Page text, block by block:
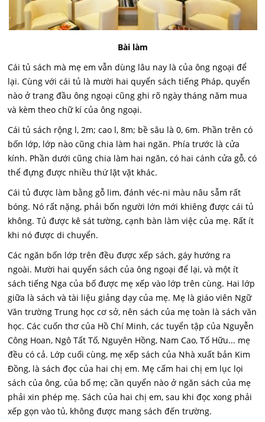
Bài làm
Cái tủ sách mà mẹ em vẫn dùng lâu nay là của ông ngoại để
lại. Cùng với cái tủ là mười hai quyển sách tiếng Pháp, quyển
nào ở trang đầu ông ngoại cũng ghi rõ ngày tháng năm mua
và kèm theo chữ kí của ông ngoại.
Cái tủ sách rộng l, 2m; cao l, 8m; bề sâu là 0, 6m. Phần trên có
bốn lớp, lớp nào cũng chia làm hai ngăn. Phía trước là cửa
kính. Phần dưới cũng chia làm hai ngăn, có hai cánh cửa gỗ, có
thể đựng được nhiều thứ lặt vặt khác.
Cái tủ được làm bằng gỗ lim, đánh véc-ni màu nâu sẫm rất
bóng. Nó rất nặng, phải bốn người lớn mới khiêng được cái tủ
không. Tủ được kê sát tường, cạnh bàn làm việc của mẹ. Rất ít
khi nó được di chuyển.
Các ngăn bốn lớp trên đều được xếp sách, gáy hướng ra
ngoài. Mười hai quyển sách của ông ngoại để lại, và một ít
sách tiếng Nga của bố được mẹ xếp vào lớp trên cùng. Hai lớp
giữa là sách và tài liệu giảng dạy của mẹ. Mẹ là giáo viên Ngữ
Văn trường Trung học cơ sở, nên sách của mẹ toàn là sách văn
học. Các cuốn thơ của Hồ Chí Minh, các tuyển tập của Nguyễn
Công Hoan, Ngô Tất Tố, Nguyên Hồng, Nam Cao, Tố Hữu... mẹ
đều có cả. Lớp cuối cùng, mẹ xếp sách của Nhà xuất bản Kim
Đồng, là sách đọc của hai chị em. Mẹ cấm hai chị em lục lọi
sách của ông, của bố mẹ; cần quyển nào ở ngăn sách của mẹ
phải xin phép mẹ. Sách của hai chị em, sau khi đọc xong phải
xếp gọn vào tủ, không được mang sách đến trường.